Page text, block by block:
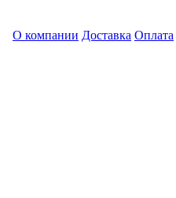
О компании Доставка Оплата